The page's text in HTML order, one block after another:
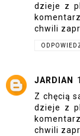
dzieje z
chwili
JARDIAN
Z chęcią
dzieje z
chwili